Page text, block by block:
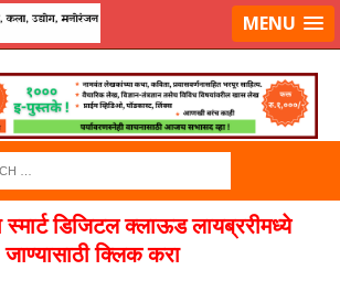
करा|लेखक नोंदणी करा MENU
स्मार्ट डिजिटल क्लाऊड लायब्ररीमध्ये
जाण्यासाठी क्लिक करा